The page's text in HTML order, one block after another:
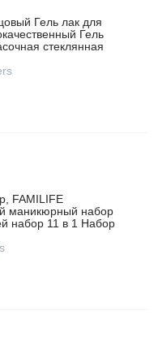
Гель лак для
Гель
стеклянная
| АлиЭкспресс
FAMILIFE
маникюрный набор
набор 11 в 1 Набор
набор для ухода|